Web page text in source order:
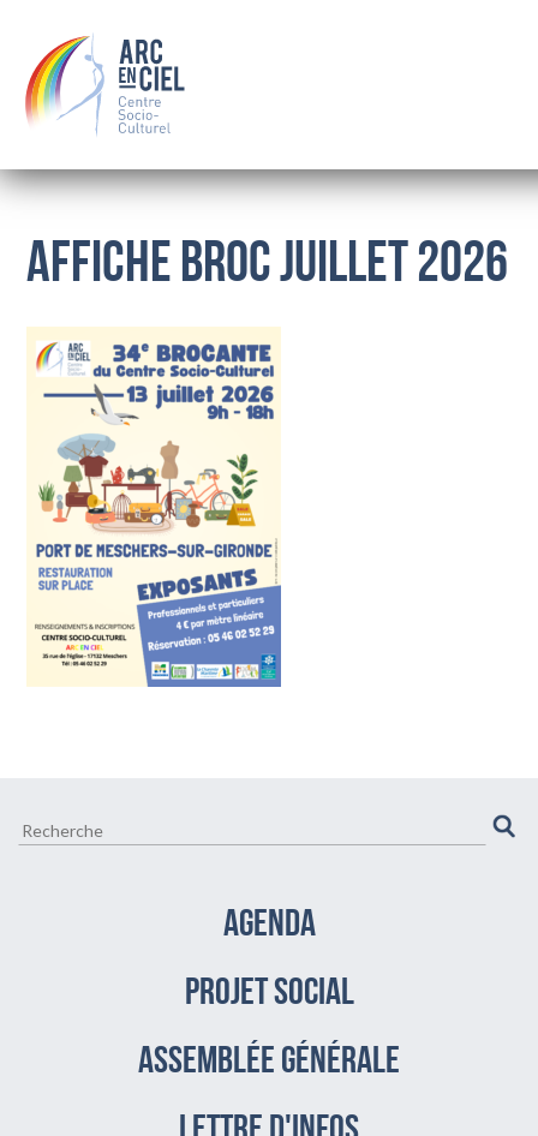
QUI SOMMES-NOUS ?
LE CONSEIL D’ADMINISTRATION
LES SALARIÉS
OÙ NOUS TROUVER
BOURSE
FAMILLE
SOLIDARITÉ
CULTURE ET VIE LOCALE
BIEN-ÊTRE VIEILLIR BIEN
Affiche Broc juillet 2026
AGENDA
PROJET SOCIAL
assemblée générale